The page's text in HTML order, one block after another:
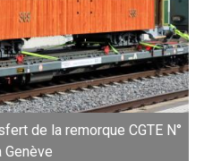
de la remorque CGTE N°
Genève